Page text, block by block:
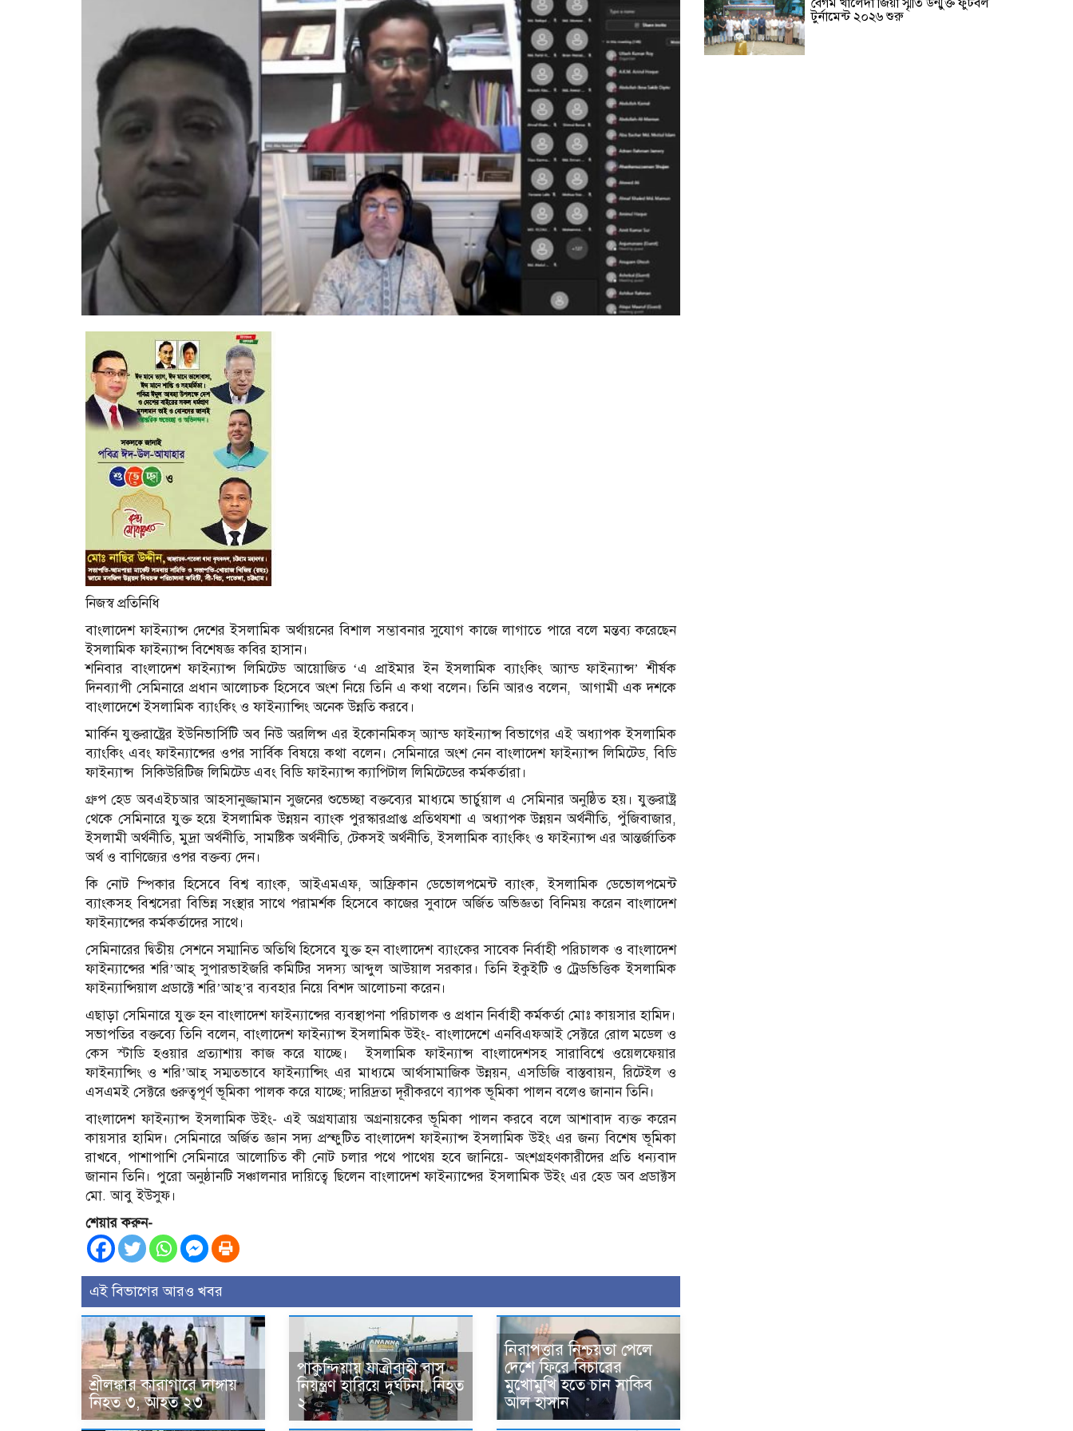
নিজস্ব প্রতিনিধি
বাংলাদেশ ফাইন্যান্স দেশের ইসলামিক অর্থায়নের বিশাল সম্ভাবনার সু্যোগ কাজে লাগাতে পারে বলে মন্তব্য করেছেন
ইসলামিক ফাইন্যান্স বিশেষজ্ঞ কবির হাসান।
শনিবার বাংলাদেশ ফাইন্যান্স লিমিটেড আয়োজিত ‘এ প্রাইমার ইন ইসলামিক ব্যাংকিং অ্যান্ড ফাইন্যান্স’ শীর্ষক
দিনব্যাপী সেমিনারে প্রধান আলোচক হিসেবে অংশ নিয়ে তিনি এ কথা বলেন। তিনি আরও বলেন, আগামী এক দশকে
বাংলাদেশে ইসলামিক ব্যাংকিং ও ফাইন্যান্সিং অনেক উন্নতি করবে।
মার্কিন যুক্তরাষ্ট্রের ইউনিভার্সিটি অব নিউ অরলিন্স এর ইকোনমিকস্ অ্যান্ড ফাইন্যান্স বিভাগের এই অধ্যাপক ইসলামিক
ব্যাংকিং এবং ফাইন্যান্সের ওপর সার্বিক বিষয়ে কথা বলেন। সেমিনারে অংশ নেন বাংলাদেশ ফাইন্যান্স লিমিটেড, বিডি
ফাইন্যান্স সিকিউরিটিজ লিমিটেড এবং বিডি ফাইন্যান্স ক্যাপিটাল লিমিটেডের কর্মকর্তারা।
গ্রুপ হেড অবএইচআর আহসানুজ্জামান সুজনের শুভেচ্ছা বক্তব্যের মাধ্যমে ভার্চুয়াল এ সেমিনার অনুষ্ঠিত হয়। যুক্তরাষ্ট্র
থেকে সেমিনারে যুক্ত হয়ে ইসলামিক উন্নয়ন ব্যাংক পুরস্কারপ্রাপ্ত প্রতিথযশা এ অধ্যাপক উন্নয়ন অর্থনীতি, পুঁজিবাজার,
ইসলামী অর্থনীতি, মুদ্রা অর্থনীতি, সামষ্টিক অর্থনীতি, টেকসই অর্থনীতি, ইসলামিক ব্যাংকিং ও ফাইন্যান্স এর আন্তর্জাতিক
অর্থ ও বাণিজ্যের ওপর বক্তব্য দেন।
কি নোট স্পিকার হিসেবে বিশ্ব ব্যাংক, আইএমএফ, আফ্রিকান ডেভোলপমেন্ট ব্যাংক, ইসলামিক ডেভোলপমেন্ট
ব্যাংকসহ বিশ্বসেরা বিভিন্ন সংস্থার সাথে পরামর্শক হিসেবে কাজের সুবাদে অর্জিত অভিজ্ঞতা বিনিময় করেন বাংলাদেশ
ফাইন্যান্সের কর্মকর্তাদের সাথে।
সেমিনারের দ্বিতীয় সেশনে সম্মানিত অতিথি হিসেবে যুক্ত হন বাংলাদেশ ব্যাংকের সাবেক নির্বাহী পরিচালক ও বাংলাদেশ
ফাইন্যান্সের শরি’আহ্ সুপারভাইজরি কমিটির সদস্য আব্দুল আউয়াল সরকার। তিনি ইকুইটি ও ট্রেডভিত্তিক ইসলামিক
ফাইন্যান্সিয়াল প্রডাক্টে শরি’আহ্’র ব্যবহার নিয়ে বিশদ আলোচনা করেন।
এছাড়া সেমিনারে যুক্ত হন বাংলাদেশ ফাইন্যান্সের ব্যবস্থাপনা পরিচালক ও প্রধান নির্বাহী কর্মকর্তা মোঃ কায়সার হামিদ।
সভাপতির বক্তব্যে তিনি বলেন, বাংলাদেশ ফাইন্যান্স ইসলামিক উইং- বাংলাদেশে এনবিএফআই সেক্টরে রোল মডেল ও
কেস স্টাডি হওয়ার প্রত্যাশায় কাজ করে যাচ্ছে। ইসলামিক ফাইন্যান্স বাংলাদেশসহ সারাবিশ্বে ওয়েলফেয়ার
ফাইন্যান্সিং ও শরি’আহ্ সম্মতভাবে ফাইন্যান্সিং এর মাধ্যমে আর্থসামাজিক উন্নয়ন, এসডিজি বাস্তবায়ন, রিটেইল ও
এসএমই সেক্টরে গুরুত্বপূর্ণ ভূমিকা পালক করে যাচ্ছে; দারিদ্রতা দূরীকরণে ব্যাপক ভূমিকা পালন বলেও জানান তিনি।
বাংলাদেশ ফাইন্যান্স ইসলামিক উইং- এই অগ্রযাত্রায় অগ্রনায়কের ভূমিকা পালন করবে বলে আশাবাদ ব্যক্ত করেন
কায়সার হামিদ। সেমিনারে অর্জিত জ্ঞান সদ্য প্রস্ফুটিত বাংলাদেশ ফাইন্যান্স ইসলামিক উইং এর জন্য বিশেষ ভূমিকা
রাখবে, পাশাপাশি সেমিনারে আলোচিত কী নোট চলার পথে পাথেয় হবে জানিয়ে- অংশগ্রহণকারীদের প্রতি ধন্যবাদ
জানান তিনি। পুরো অনুষ্ঠানটি সঞ্চালনার দায়িত্বে ছিলেন বাংলাদেশ ফাইন্যান্সের ইসলামিক উইং এর হেড অব প্রডাক্টস
মো. আবু ইউসুফ।
শেয়ার করুন-
এই বিভাগের আরও খবর
শ্রীলঙ্কার কারাগারে দাঙ্গায়
নিহত ৩, আহত ২৩
পাকুন্দিয়ায় যাত্রীবাহী বাস
নিয়ন্ত্রণ হারিয়ে দুর্ঘটনা, নিহত
২
নিরাপত্তার নিশ্চয়তা পেলে
দেশে ফিরে বিচারের
মুখোমুখি হতে চান সাকিব
আল হাসান
টুর্নামেন্ট ২০২৬ শুরু